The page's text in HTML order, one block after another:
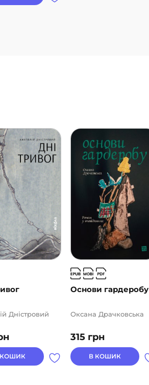
Дністровий
Основи гардеробу
315 грн
Оксана Драчковська
В КОШИК